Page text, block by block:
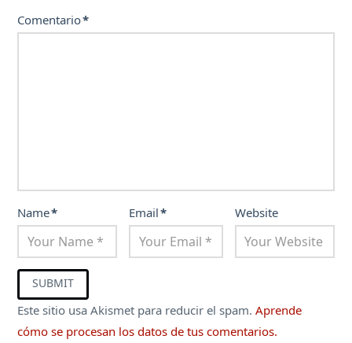
Comentario*
Name* Email* Website
Este sitio usa Akismet para reducir el spam.Aprende
cómo se procesan los datos de tus comentarios.